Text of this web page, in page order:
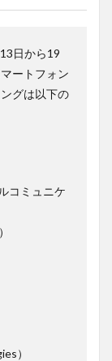
日から19
ートフォン
グは以下の
コミュニケ
）